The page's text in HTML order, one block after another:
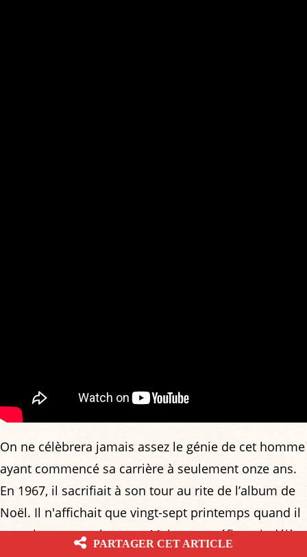
On ne célèbrera jamais assez le génie de cet homme
ayant commencé sa carrière à seulement onze ans.
En 1967, il sacrifiait à son tour au rite de l’album de
Noël. Il n'affichait que vingt-sept printemps quand il
enregistra cette chanson. Mais tout préfigurait déjà
PARTAGER CET ARTICLE